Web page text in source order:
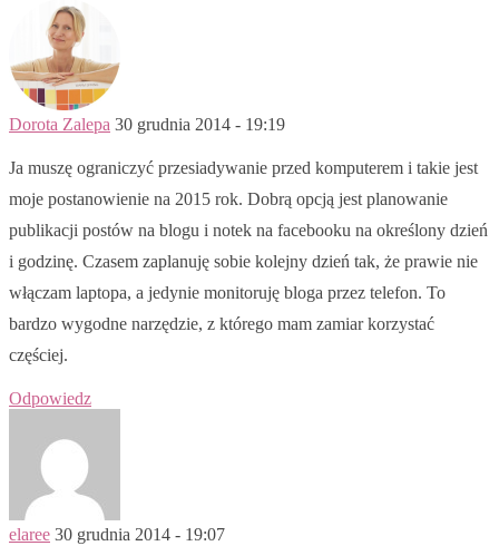
Dorota Zalepa 30 grudnia 2014 - 19:19
Ja muszę ograniczyć przesiadywanie przed komputerem i takie jest
moje postanowienie na 2015 rok. Dobrą opcją jest planowanie
publikacji postów na blogu i notek na facebooku na określony dzień
i godzinę. Czasem zaplanuję sobie kolejny dzień tak, że prawie nie
włączam laptopa, a jedynie monitoruję bloga przez telefon. To
bardzo wygodne narzędzie, z którego mam zamiar korzystać
częściej.
Odpowiedz
elaree 30 grudnia 2014 - 19:07